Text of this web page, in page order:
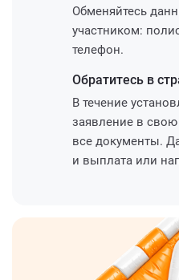
Обменяйтесь
участником:
телефон.
Обратитесь в
В течение
заявление в
все документы.
и выплата или